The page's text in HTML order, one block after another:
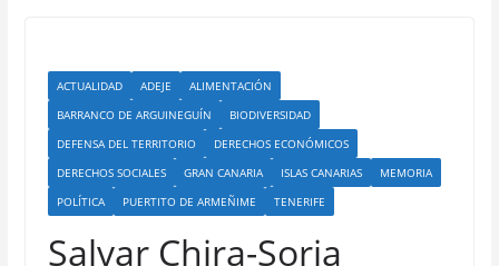
ACTUALIDAD ADEJE
ALIMENTACIÓN
BARRANCO DE ARGUINEGUÍN
BIODIVERSIDAD
DEFENSA DEL TERRITORIO
DERECHOS ECONÓMICOS
DERECHOS SOCIALES
GRAN CANARIA ISLAS CANARIAS
MEMORIA
POLÍTICA
PUERTITO DE ARMEÑIME TENERIFE
Salvar Chira-Soria